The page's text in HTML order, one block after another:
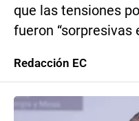
que las tensiones
fueron “sorpresivas
Redacción EC